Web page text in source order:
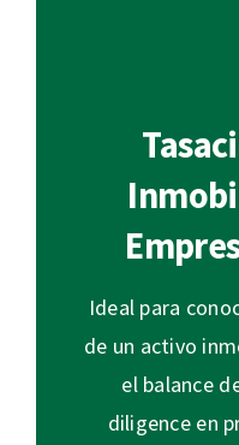
Ideal para
de un activo
el balance
diligence en